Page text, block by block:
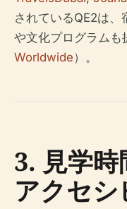
されているQE2は
や文化プログラムも
Worldwide）。
3. 見学時
アクセシ